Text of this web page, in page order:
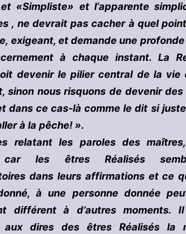
«Simpliste» et l’apparente
, ne devrait pas cacher à quel
exigeant, et demande une
à chaque instant. La
devenir le pilier central de la vie
sinon nous risquons de devenir
dans ce cas-là comme le dit si
à la pêche! ».
relatant les paroles des
car les êtres Réalisés
dans leurs affirmations et ce
à une personne donnée
différent à d’autres moments.
aux dires des êtres Réalisés la